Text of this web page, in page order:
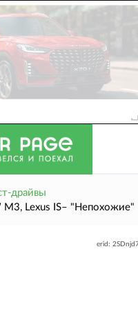
драйвы
Lexus IS– "Непохожие"
erid: